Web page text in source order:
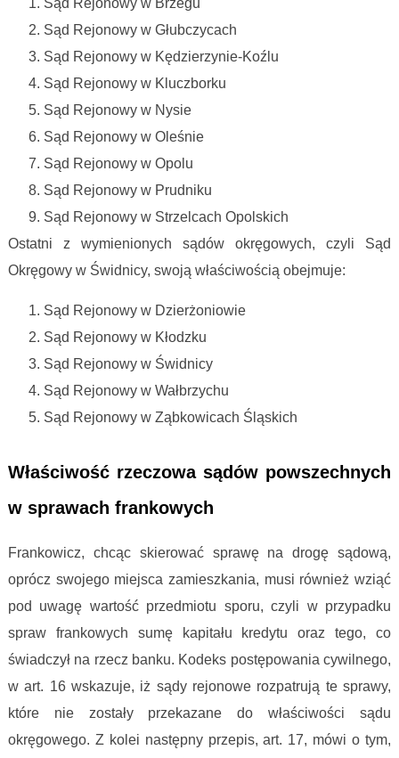
Sąd Rejonowy w Brzegu
Sąd Rejonowy w Głubczycach
Sąd Rejonowy w Kędzierzynie-Koźlu
Sąd Rejonowy w Kluczborku
Sąd Rejonowy w Nysie
Sąd Rejonowy w Oleśnie
Sąd Rejonowy w Opolu
Sąd Rejonowy w Prudniku
Sąd Rejonowy w Strzelcach Opolskich
Ostatni z wymienionych sądów okręgowych, czyli Sąd
Okręgowy w Świdnicy, swoją właściwością obejmuje:
Sąd Rejonowy w Dzierżoniowie
Sąd Rejonowy w Kłodzku
Sąd Rejonowy w Świdnicy
Sąd Rejonowy w Wałbrzychu
Sąd Rejonowy w Ząbkowicach Śląskich
Właściwość rzeczowa sądów powszechnych
w sprawach frankowych
Frankowicz, chcąc skierować sprawę na drogę sądową,
oprócz swojego miejsca zamieszkania, musi również wziąć
pod uwagę wartość przedmiotu sporu, czyli w przypadku
spraw frankowych sumę kapitału kredytu oraz tego, co
świadczył na rzecz banku. Kodeks postępowania cywilnego,
w art. 16 wskazuje, iż sądy rejonowe rozpatrują te sprawy,
które nie zostały przekazane do właściwości sądu
okręgowego. Z kolei następny przepis, art. 17, mówi o tym,